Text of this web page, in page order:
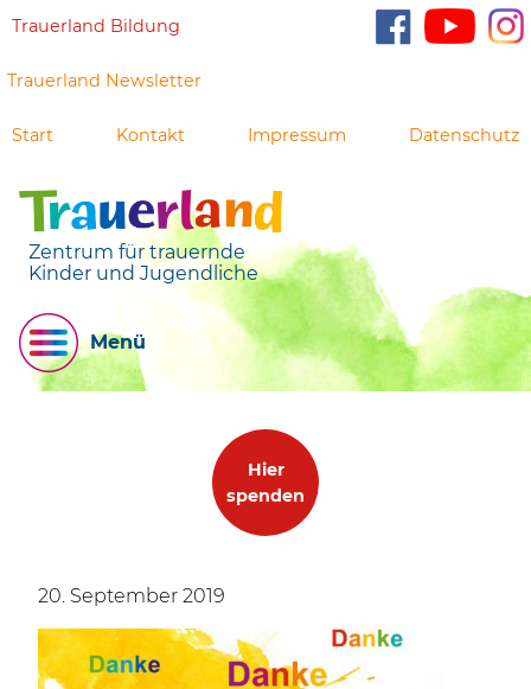
Trauerland Bildung
Trauerland Newsletter
Start Kontakt Impressum Datenschutz
Zentrum für trauernde
Kinder und Jugendliche
Menü
Hier
spenden
20. September 2019